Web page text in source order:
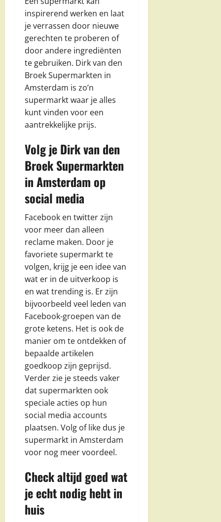
inspirerend werken en laat
je verrassen door nieuwe
gerechten te proberen of
door andere ingrediënten
te gebruiken. Dirk van den
Broek Supermarkten in
Amsterdam is zo’n
supermarkt waar je alles
kunt vinden voor een
aantrekkelijke prijs.
Volg je Dirk van den
Broek Supermarkten
in Amsterdam op
social media
Facebook en twitter zijn
voor meer dan alleen
reclame maken. Door je
favoriete supermarkt te
volgen, krijg je een idee van
wat er in de uitverkoop is
en wat trending is. Er zijn
bijvoorbeeld veel leden van
Facebook-groepen van de
grote ketens. Het is ook de
manier om te ontdekken of
bepaalde artikelen
goedkoop zijn geprijsd.
Verder zie je steeds vaker
dat supermarkten ook
speciale acties op hun
social media accounts
plaatsen. Volg of like dus je
supermarkt in Amsterdam
voor nog meer voordeel.
Check altijd goed wat
je echt nodig hebt in
huis